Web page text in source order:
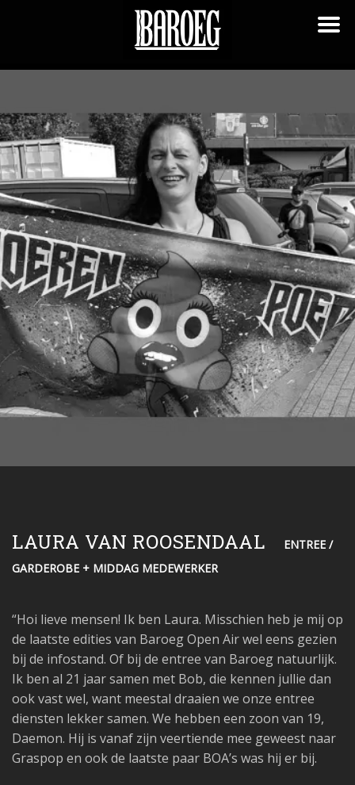
LAURA VAN ROOSENDAAL
ENTREE /
GARDEROBE + MIDDAG MEDEWERKER
“Hoi lieve mensen! Ik ben Laura. Misschien heb je mij op
de laatste edities van Baroeg Open Air wel eens gezien
bij de infostand. Of bij de entree van Baroeg natuurlijk.
Ik ben al 21 jaar samen met Bob, die kennen jullie dan
ook vast wel, want meestal draaien we onze entree
diensten lekker samen. We hebben een zoon van 19,
Daemon. Hij is vanaf zijn veertiende mee geweest naar
Graspop en ook de laatste paar BOA’s was hij er bij.